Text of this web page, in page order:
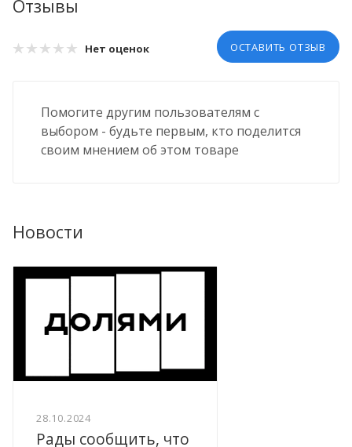
Отзывы
Нет оценок ОСТАВИТЬ ОТЗЫВ
Помогите другим пользователям с
выбором - будьте первым, кто поделится
своим мнением об этом товаре
Новости
28.10.2024
Рады сообщить, что